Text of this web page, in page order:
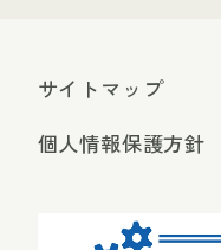
サイトマップ
個人情報保護方針